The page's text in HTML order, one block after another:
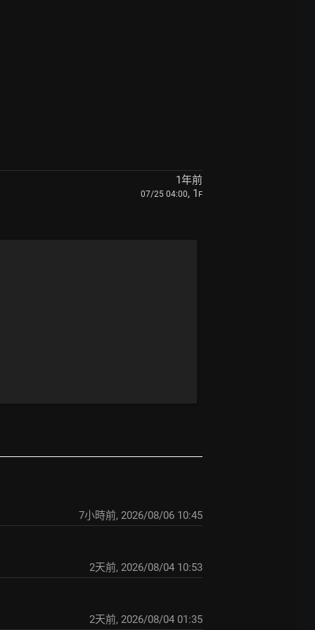
1年前
07/25 04:00, 1 F
7小時前, 2026/08/06 10:45
2天前, 2026/08/04 10:53
2天前, 2026/08/04 01:35